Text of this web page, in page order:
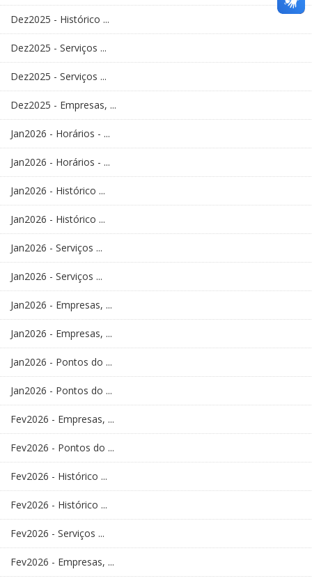
Dez2025 - Histórico ...
Dez2025 - Serviços ...
Dez2025 - Serviços ...
Dez2025 - Empresas, ...
Jan2026 - Horários - ...
Jan2026 - Horários - ...
Jan2026 - Histórico ...
Jan2026 - Histórico ...
Jan2026 - Serviços ...
Jan2026 - Serviços ...
Jan2026 - Empresas, ...
Jan2026 - Empresas, ...
Jan2026 - Pontos do ...
Jan2026 - Pontos do ...
Fev2026 - Empresas, ...
Fev2026 - Pontos do ...
Fev2026 - Histórico ...
Fev2026 - Histórico ...
Fev2026 - Serviços ...
Fev2026 - Empresas, ...